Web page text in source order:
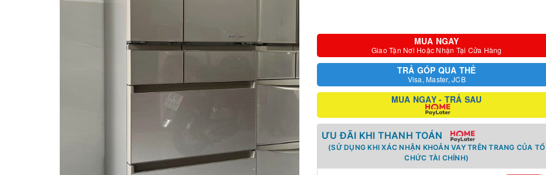
MUA NGAY
Giao Tận Nơi Hoặc Nhận Tại Cửa Hàng
TRẢ GÓP QUA THẺ
Visa, Master, JCB
MUA NGAY - TRẢ SAU
ƯU ĐÃI KHI THANH TOÁN
(SỬ DỤNG KHI XÁC NHẬN KHOẢN VAY TRÊN TRANG CỦA TỔ
CHỨC TÀI CHÍNH)